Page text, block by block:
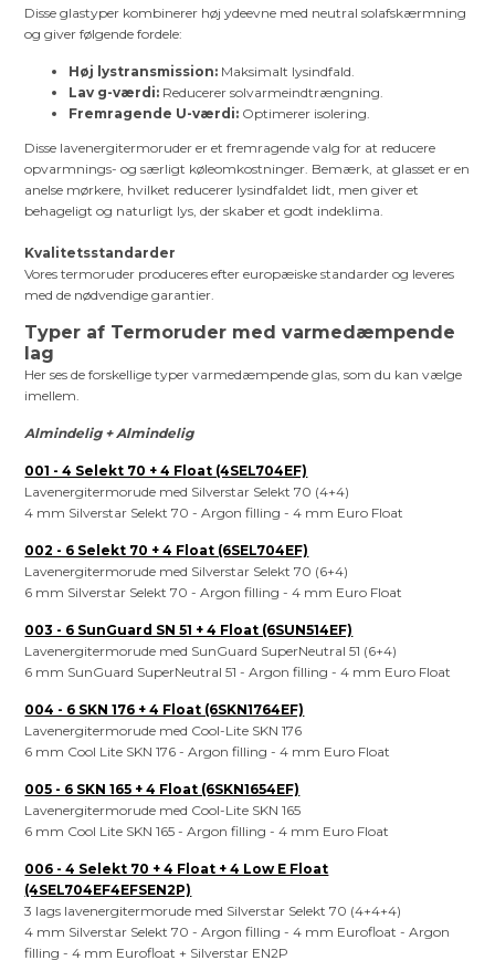
Disse glastyper kombinerer høj ydeevne med neutral solafskærmning
og giver følgende fordele:
Høj lystransmission: Maksimalt lysindfald.
Lav g-værdi: Reducerer solvarmeindtrængning.
Fremragende U-værdi: Optimerer isolering.
Disse lavenergitermoruder er et fremragende valg for at reducere
opvarmnings- og særligt køleomkostninger. Bemærk, at glasset er en
anelse mørkere, hvilket reducerer lysindfaldet lidt, men giver et
behageligt og naturligt lys, der skaber et godt indeklima.
Kvalitetsstandarder
Vores termoruder produceres efter europæiske standarder og leveres
med de nødvendige garantier.
Typer af Termoruder med varmedæmpende
lag
Her ses de forskellige typer varmedæmpende glas, som du kan vælge
imellem.
Almindelig + Almindelig
001 - 4 Selekt 70 + 4 Float (4SEL704EF)
Lavenergitermorude med Silverstar Selekt 70 (4+4)
4 mm Silverstar Selekt 70 - Argon filling - 4 mm Euro Float
002 - 6 Selekt 70 + 4 Float (6SEL704EF)
Lavenergitermorude med Silverstar Selekt 70 (6+4)
6 mm Silverstar Selekt 70 - Argon filling - 4 mm Euro Float
003 - 6 SunGuard SN 51 + 4 Float (6SUN514EF)
Lavenergitermorude med SunGuard SuperNeutral 51 (6+4)
6 mm SunGuard SuperNeutral 51 - Argon filling - 4 mm Euro Float
004 - 6 SKN 176 + 4 Float (6SKN1764EF)
Lavenergitermorude med Cool-Lite SKN 176
6 mm Cool Lite SKN 176 - Argon filling - 4 mm Euro Float
005 - 6 SKN 165 + 4 Float (6SKN1654EF)
Lavenergitermorude med Cool-Lite SKN 165
6 mm Cool Lite SKN 165 - Argon filling - 4 mm Euro Float
006 - 4 Selekt 70 + 4 Float + 4 Low E Float
(4SEL704EF4EFSEN2P)
3 lags lavenergitermorude med Silverstar Selekt 70 (4+4+4)
4 mm Silverstar Selekt 70 - Argon filling - 4 mm Eurofloat - Argon
filling - 4 mm Eurofloat + Silverstar EN2P